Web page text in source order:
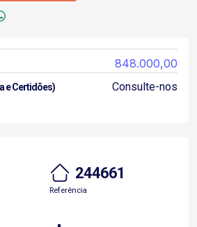
848.000,00
e Certidões) Consulte-nos
244661
Referência